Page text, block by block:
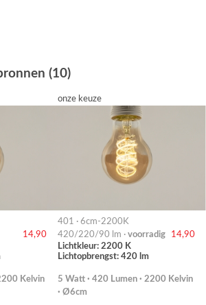
(10)
14,90
Kelvin
onze keuze
401 · 6cm-2200K
420/220/90 lm · voorradig
14,90
Lichtkleur: 2200 K
Lichtopbrengst: 420 lm
5 Watt · 420 Lumen · 2200 Kelvin
· Ø6cm